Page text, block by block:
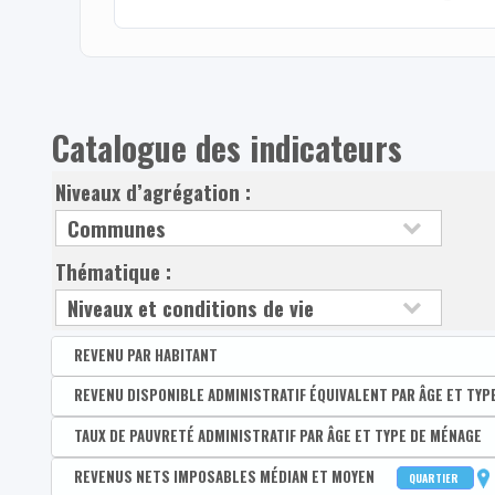
Catalogue des indicateurs
Niveaux d’agrégation :
Thématique :
REVENU PAR HABITANT
Disponible par :Arrondissement - Province
Revenu disponible par habitant
Revenus primaires par habitant
REVENU DISPONIBLE ADMINISTRATIF ÉQUIVALENT PAR ÂGE ET
Disponible par :Commune - Arrondissement - Province - Quartier
Médian du revenu administratif disponible équivalent
TAUX DE PAUVRETÉ ADMINISTRATIF PAR ÂGE ET TYPE DE MÉNAGE
Disponible par :Commune - Arrondissement - Province - Quartier
REVENUS NETS IMPOSABLES MÉDIAN ET MOYEN QUARTIER